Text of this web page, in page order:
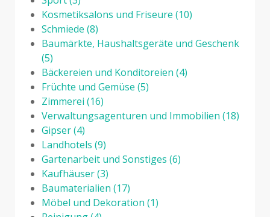
Kosmetiksalons und Friseure (10)
Schmiede (8)
Baumärkte, Haushaltsgeräte und Geschenk
(5)
Bäckereien und Konditoreien (4)
Früchte und Gemüse (5)
Zimmerei (16)
Verwaltungsagenturen und Immobilien (18)
Gipser(4)
Landhotels (9)
Gartenarbeit und Sonstiges (6)
Kaufhäuser(3)
Baumaterialien (17)
Möbel und Dekoration (1)